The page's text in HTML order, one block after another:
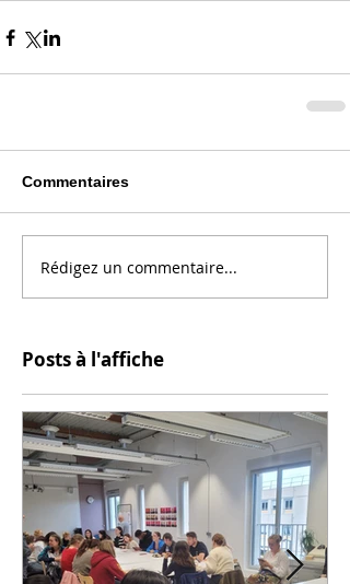
Commentaires
Rédigez un commentaire...
Posts à l'affiche